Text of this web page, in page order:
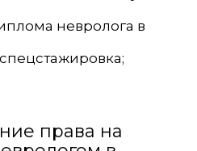
невролога в
права на